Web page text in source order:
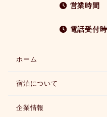
営業時間
電話受付
ホーム
宿泊について
企業情報